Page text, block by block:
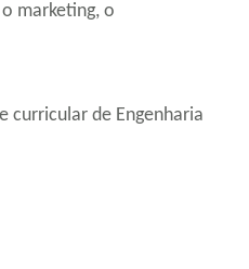
marketing, o
curricular de Engenharia